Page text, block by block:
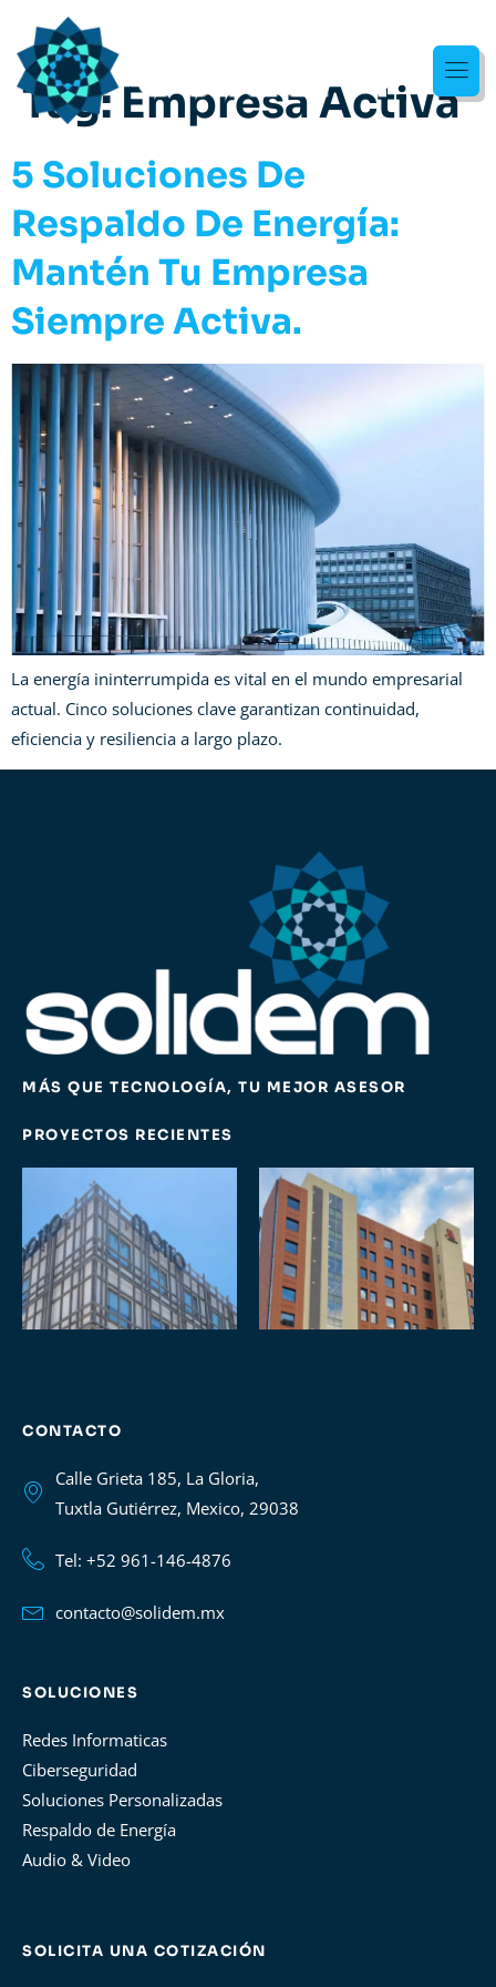
Tag:Empresa Activa
5 Soluciones De
Respaldo De Energía:
Mantén Tu Empresa
Siempre Activa.
La energía ininterrumpida es vital en el mundo empresarial
actual. Cinco soluciones clave garantizan continuidad,
eficiencia y resiliencia a largo plazo.
MÁS QUE TECNOLOGÍA, TU MEJOR ASESOR
PROYECTOS RECIENTES
CONTACTO
Calle Grieta 185, La Gloria,
Tuxtla Gutiérrez, Mexico, 29038
Tel: +52 961-146-4876
contacto@solidem.mx
SOLUCIONES
Redes Informaticas
Ciberseguridad
Soluciones Personalizadas
Respaldo de Energía
Audio & Video
SOLICITA UNA COTIZACIÓN